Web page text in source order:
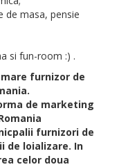
de masa, pensie
si fun-room :) .
furnizor de
de marketing
furnizori de
de loializare. In
celor doua